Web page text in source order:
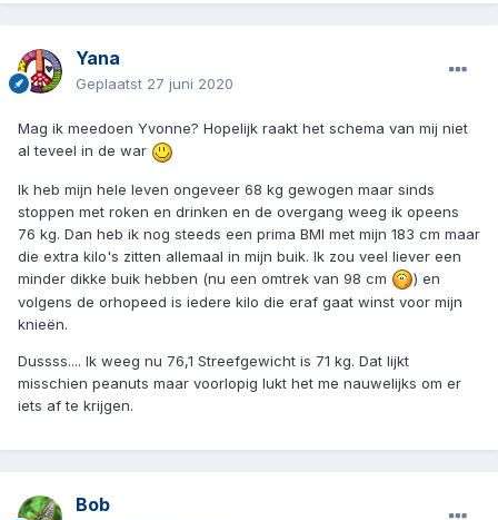
Yana
Geplaatst 27 juni 2020
Mag ik meedoen Yvonne? Hopelijk raakt het schema van mij niet
al teveel in de war
Ik heb mijn hele leven ongeveer 68 kg gewogen maar sinds
stoppen met roken en drinken en de overgang weeg ik opeens
76 kg. Dan heb ik nog steeds een prima BMI met mijn 183 cm maar
die extra kilo's zitten allemaal in mijn buik. Ik zou veel liever een
minder dikke buik hebben (nu een omtrek van 98 cm
) en
volgens de orhopeed is iedere kilo die eraf gaat winst voor mijn
knieën.
Dussss.... Ik weeg nu 76,1 Streefgewicht is 71 kg. Dat lijkt
misschien peanuts maar voorlopig lukt het me nauwelijks om er
iets af te krijgen.
Bob